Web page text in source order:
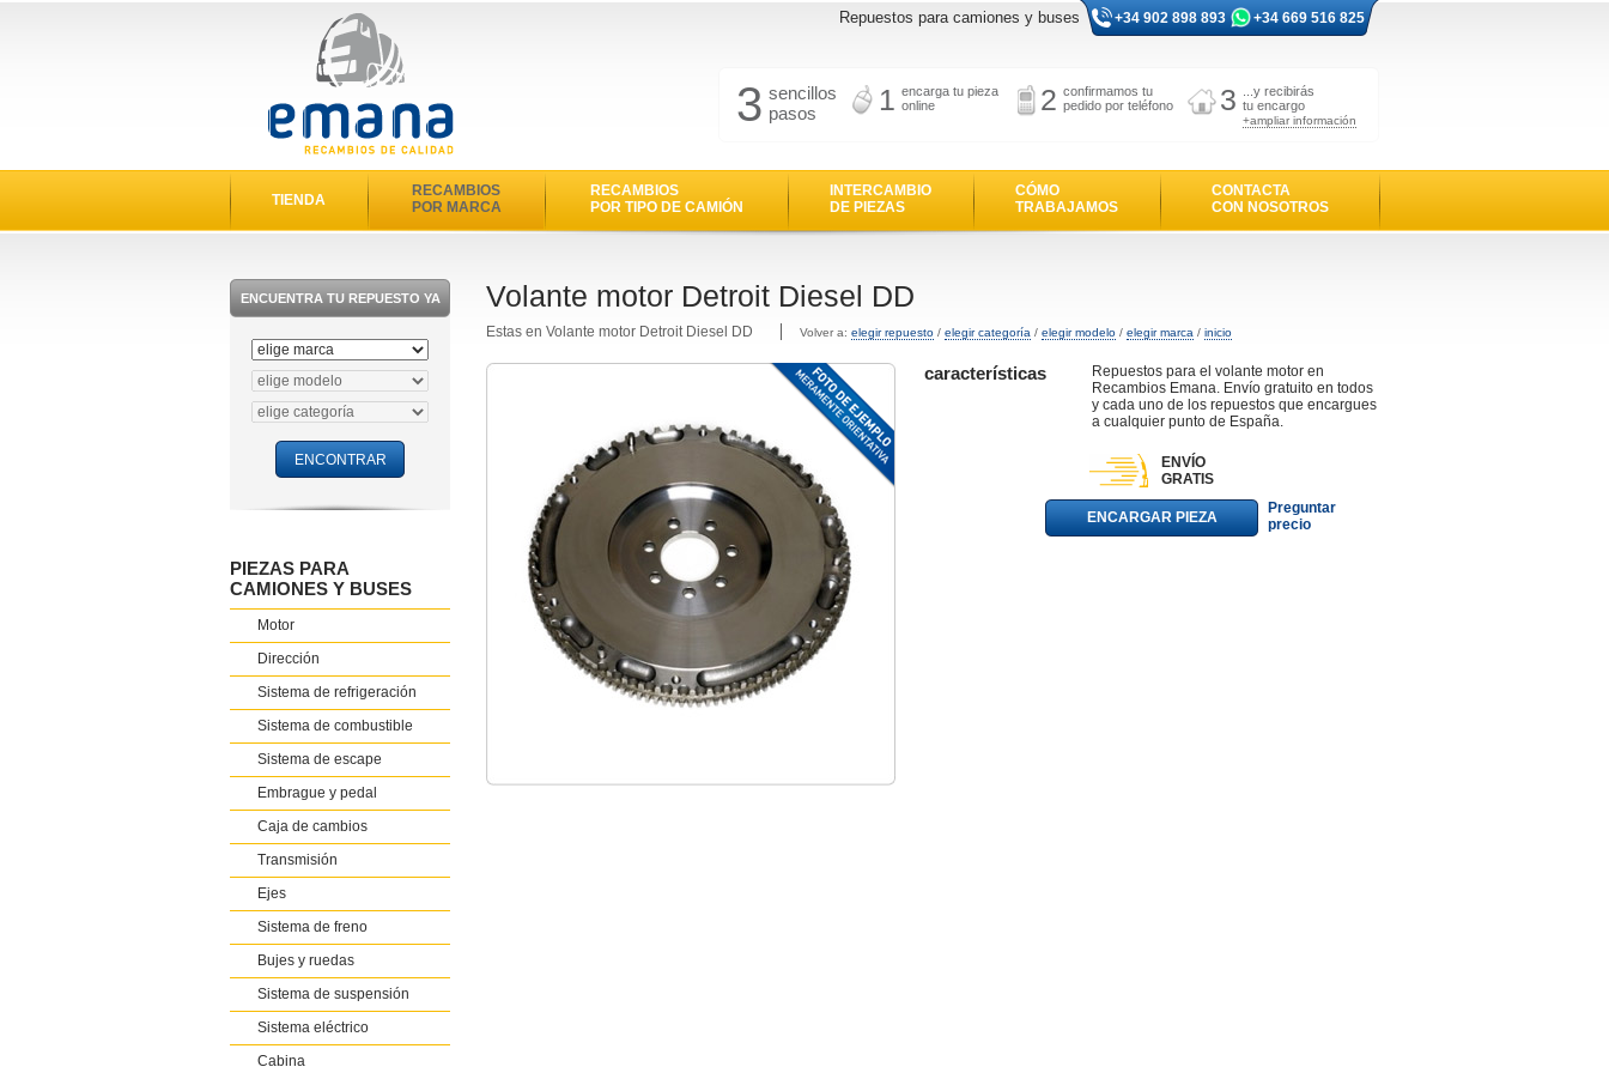
Repuestos para camiones y buses +34 902 898 893 +34 669 516 825
3 sencillos
pasos
1 encarga tu pieza
online
2 confirmamos tu
pedido por teléfono
3
...y recibirás
tu encargo
+ampliar información
TIENDA
RECAMBIOS
POR MARCA
RECAMBIOS
POR TIPO DE CAMIÓN
INTERCAMBIO
DE PIEZAS
CÓMO
TRABAJAMOS
CONTACTA
CON NOSOTROS
ENCUENTRA TU REPUESTO YA
PIEZAS PARA
CAMIONES Y BUSES
Motor
Dirección
Sistema de refrigeración
Sistema de combustible
Sistema de escape
Embrague y pedal
Caja de cambios
Transmisión
Ejes
Sistema de freno
Bujes y ruedas
Sistema de suspensión
Sistema eléctrico
Cabina
Volante motor Detroit Diesel DD
Estas en Volante motor Detroit Diesel DD Volver a: elegir repuesto / elegir categoría / elegir modelo / elegir marca / inicio
características
Repuestos para el volante motor en
Recambios Emana. Envío gratuito en todos
y cada uno de los repuestos que encargues
a cualquier punto de España.
ENVÍO
GRATIS
ENCARGAR PIEZA
Preguntar
precio